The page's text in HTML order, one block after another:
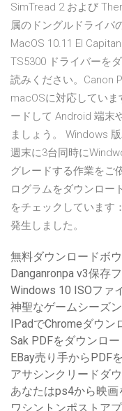
SimTread 2 および
属のドングルドライバ
MacOS 10.11 El
TS5300 ドライバーを
読みください。Canon
macOSに対応してい
ードして Android 端末
ましょう。 Windows
週末に3台同時に
グレードする作業をご
ログラムをダウンロー
をチェックしています
発生しました。
無料ダウンロードボ
Danganronpa v3保存
Windows 10 ISOファ
神聖なゲームシーズ
IPadでChromeダウ
Sak PDFをダウンロー
EBay売り手からPDF
アサシンクリードダ
あなたはps4から映
ワシントンポストア